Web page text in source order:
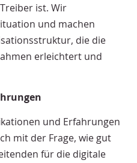
ist. Wir
und machen
die die
erleichtert und
und Erfahrungen
mit der Frage, wie gut
für die digitale